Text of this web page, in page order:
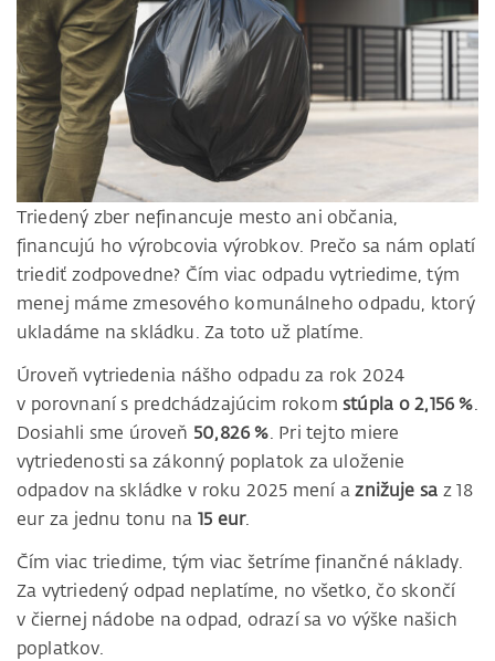
Triedený zber nefinancuje mesto ani občania,
financujú ho výrobcovia výrobkov. Prečo sa nám oplatí
triediť zodpovedne? Čím viac odpadu vytriedime, tým
menej máme zmesového komunálneho odpadu, ktorý
ukladáme na skládku. Za toto už platíme.
Úroveň vytriedenia nášho odpadu za rok 2024
v porovnaní s predchádzajúcim rokomstúpla o 2,156 %.
Dosiahli sme úroveň 50,826 %. Pri tejto miere
vytriedenosti sa zákonný poplatok za uloženie
odpadov na skládke v roku 2025 mení aznižuje sa z 18
eur za jednu tonu na 15 eur.
Čím viac triedime, tým viac šetríme finančné náklady.
Za vytriedený odpad neplatíme, no všetko, čo skončí
v čiernej nádobe na odpad, odrazí sa vo výške našich
poplatkov.